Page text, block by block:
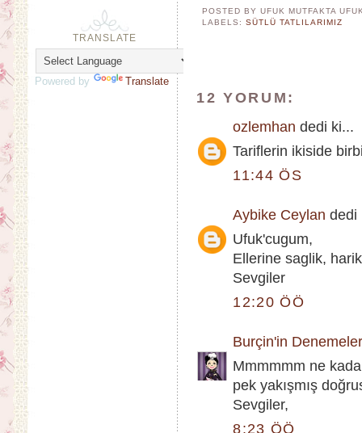
POSTED BY UFUK MUTFAKTA
LABELS:SÜTLÜ TATLILARIMIZ
12 YORUM:
ozlemhan dedi ki...
Tariflerin ikiside
11:44 ÖS
Aybike Ceylan dedi
Ufuk'cugum,
Ellerine saglik,
Sevgiler
12:20 ÖÖ
Burçin'in
Mmmmmm ne
pek yakışmış
Sevgiler,
8:23 ÖÖ
TRANSLATE
Powered by Translate